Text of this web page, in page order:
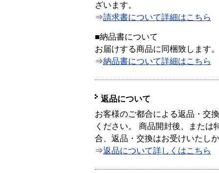
ざいます。
⇒請求書について詳細はこちら
■納品書について
お届けする商品に同梱致します。
⇒納品書について詳細はこちら
返品について
お客様のご都合による返品・交
ください。 商品開封後、または
合、返品・交換はお受けいたし
⇒返品について詳しくはこちら